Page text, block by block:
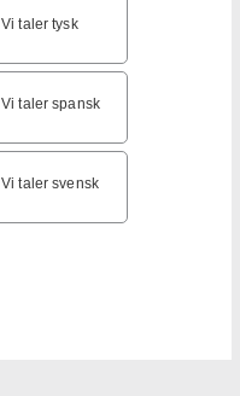
Vi taler tysk
Vi taler spansk
Vi taler svensk